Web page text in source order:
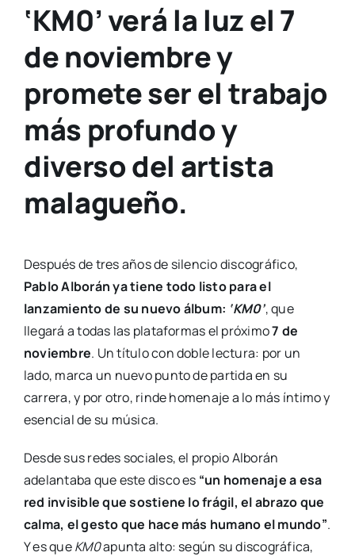
‘KM0’ verá la luz el 7
de noviembre y
promete ser el trabajo
más profundo y
diverso del artista
malagueño.
Después de tres años de silencio discográfico,
Pablo Alborán ya tiene todo listo para el
lanzamiento de su nuevo álbum: ‘KM0’, que
llegará a todas las plataformas el próximo7 de
noviembre. Un título con doble lectura: por un
lado, marca un nuevo punto de partida en su
carrera, y por otro, rinde homenaje a lo más íntimo y
esencial de su música.
Desde sus redes sociales, el propio Alborán
adelantaba que este disco es “un homenaje a esa
red invisible que sostiene lo frágil, el abrazo que
calma, el gesto que hace más humano el mundo”.
Y es queKM0apunta alto: según su discográfica,